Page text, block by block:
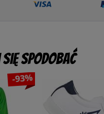
spodobać
-93%